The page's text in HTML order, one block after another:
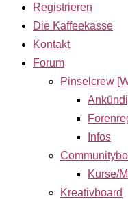
Registrieren
Die Kaffeekasse
Kontakt
Forum
Pinselcrew
Infos
Kurse/
Kreativboard